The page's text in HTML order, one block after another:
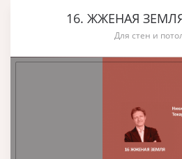
16. ЖЖЕНАЯ
Для стен и